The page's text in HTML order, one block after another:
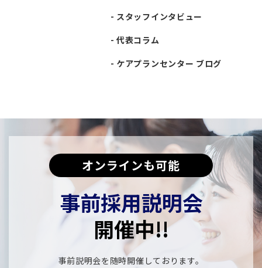
スタッフインタビュー
代表コラム
ケアプランセンター ブログ
オンラインも可能
事前採用説明会
開催中!!
事前説明会を随時開催しております。